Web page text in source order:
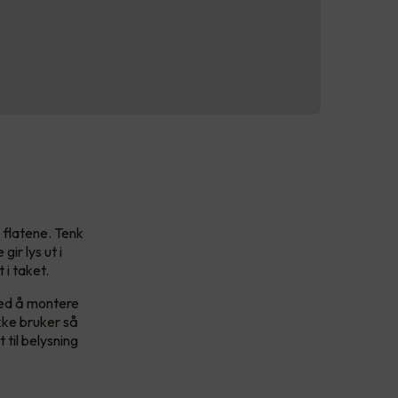
Tenk
lys ut i
i taket.
å montere
bruker så
til belysning